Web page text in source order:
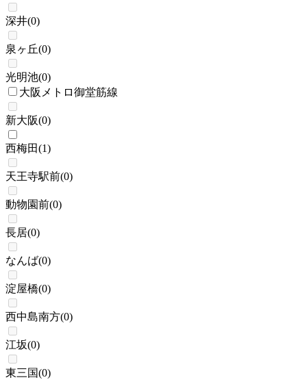
深井(0)
泉ヶ丘(0)
光明池(0)
大阪メトロ御堂筋線
新大阪(0)
西梅田(1)
天王寺駅前(0)
動物園前(0)
長居(0)
なんば(0)
淀屋橋(0)
西中島南方(0)
江坂(0)
東三国(0)